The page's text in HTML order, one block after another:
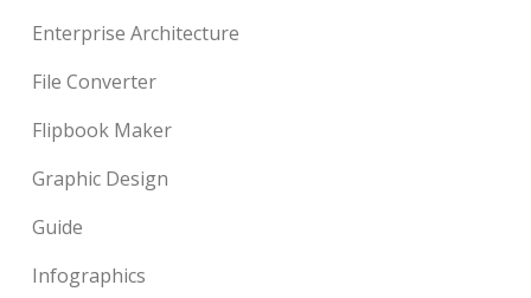
Enterprise Architecture
File Converter
Flipbook Maker
Graphic Design
Guide
Infographics